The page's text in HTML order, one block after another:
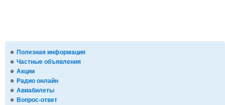
Полезная информация
Частные объявления
Акции
Радио онлайн
Авиабилеты
Вопрос-ответ